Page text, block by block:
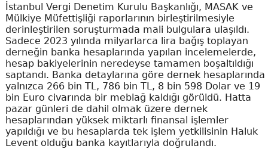
İstanbul Vergi Denetim Kurulu Başkanlığı, MASAK ve
Mülkiye Müfettişliği raporlarının birleştirilmesiyle
derinleştirilen soruşturmada mali bulgulara ulaşıldı.
Sadece 2023 yılında milyarlarca lira bağış toplayan
derneğin banka hesaplarında yapılan incelemelerde,
hesap bakiyelerinin neredeyse tamamen boşaltıldığı
saptandı. Banka detaylarına göre dernek hesaplarında
yalnızca 266 bin TL, 786 bin TL, 8 bin 598 Dolar ve 19
bin Euro civarında bir meblağ kaldığı görüldü. Hatta
pazar günleri de dahil olmak üzere dernek
hesaplarından yüksek miktarlı finansal işlemler
yapıldığı ve bu hesaplarda tek işlem yetkilisinin Haluk
Levent olduğu banka kayıtlarıyla doğrulandı.